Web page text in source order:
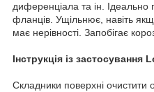
диференціала та ін. Ідеально
фланців. Ущільнює, навіть
має нерівності. Запобігає
Інструкція із застосування
Складники поверхні